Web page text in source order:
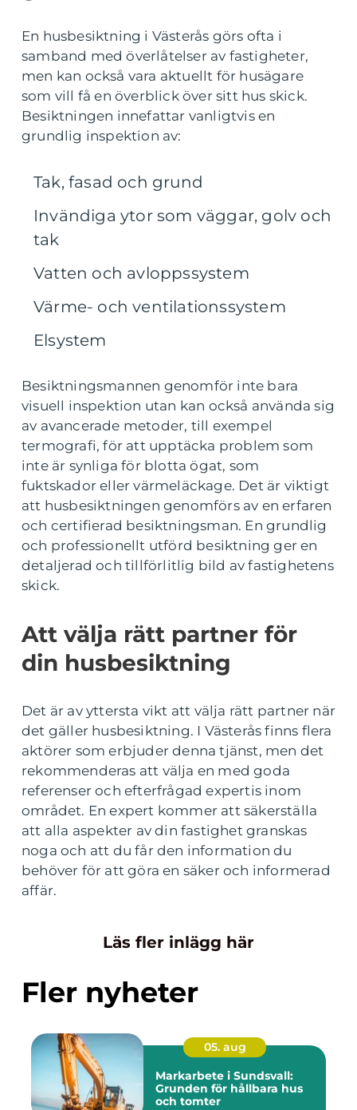
En husbesiktning i Västerås görs ofta i
samband med överlåtelser av fastigheter,
men kan också vara aktuellt för husägare
som vill få en överblick över sitt hus skick.
Besiktningen innefattar vanligtvis en
grundlig inspektion av:
Tak, fasad och grund
Invändiga ytor som väggar, golv och
tak
Vatten och avloppssystem
Värme- och ventilationssystem
Elsystem
Besiktningsmannen genomför inte bara
visuell inspektion utan kan också använda sig
av avancerade metoder, till exempel
termografi, för att upptäcka problem som
inte är synliga för blotta ögat, som
fuktskador eller värmeläckage. Det är viktigt
att husbesiktningen genomförs av en erfaren
och certifierad besiktningsman. En grundlig
och professionellt utförd besiktning ger en
detaljerad och tillförlitlig bild av fastighetens
skick.
Att välja rätt partner för
din husbesiktning
Det är av yttersta vikt att välja rätt partner när
det gäller husbesiktning. I Västerås finns flera
aktörer som erbjuder denna tjänst, men det
rekommenderas att välja en med goda
referenser och efterfrågad expertis inom
området. En expert kommer att säkerställa
att alla aspekter av din fastighet granskas
noga och att du får den information du
behöver för att göra en säker och informerad
affär.
Läs fler inlägg här
Fler nyheter
05. aug
Markarbete i Sundsvall:
Grunden för hållbara hus
och tomter